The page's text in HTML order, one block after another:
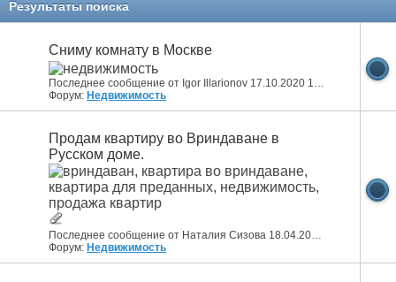
Результаты поиска
Сниму комнату в Москве
Последнее сообщение от Igor Illarionov 17.10.2020 18:20
Форум: Недвижимость
Продам квартиру во Вриндаване в
Русском доме.
Последнее сообщение от Наталия Сизова 18.04.2017
Форум: Недвижимость